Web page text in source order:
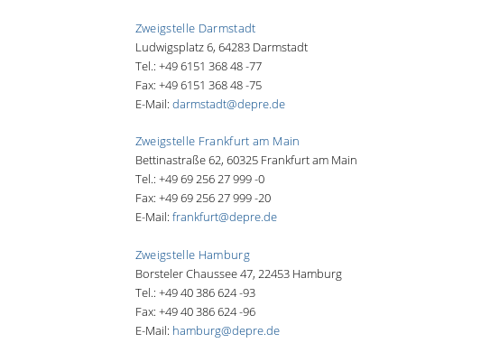
Zweigstelle Darmstadt
Ludwigsplatz 6, 64283 Darmstadt
Tel.: +49 6151 368 48 -77
Fax: +49 6151 368 48 -75
E-Mail: darmstadt@depre.de
Zweigstelle Frankfurt am Main
Bettinastraße 62, 60325 Frankfurt am Main
Tel.: +49 69 256 27 999 -0
Fax: +49 69 256 27 999 -20
E-Mail: frankfurt@depre.de
Zweigstelle Hamburg
Borsteler Chaussee 47, 22453 Hamburg
Tel.: +49 40 386 624 -93
Fax: +49 40 386 624 -96
E-Mail: hamburg@depre.de